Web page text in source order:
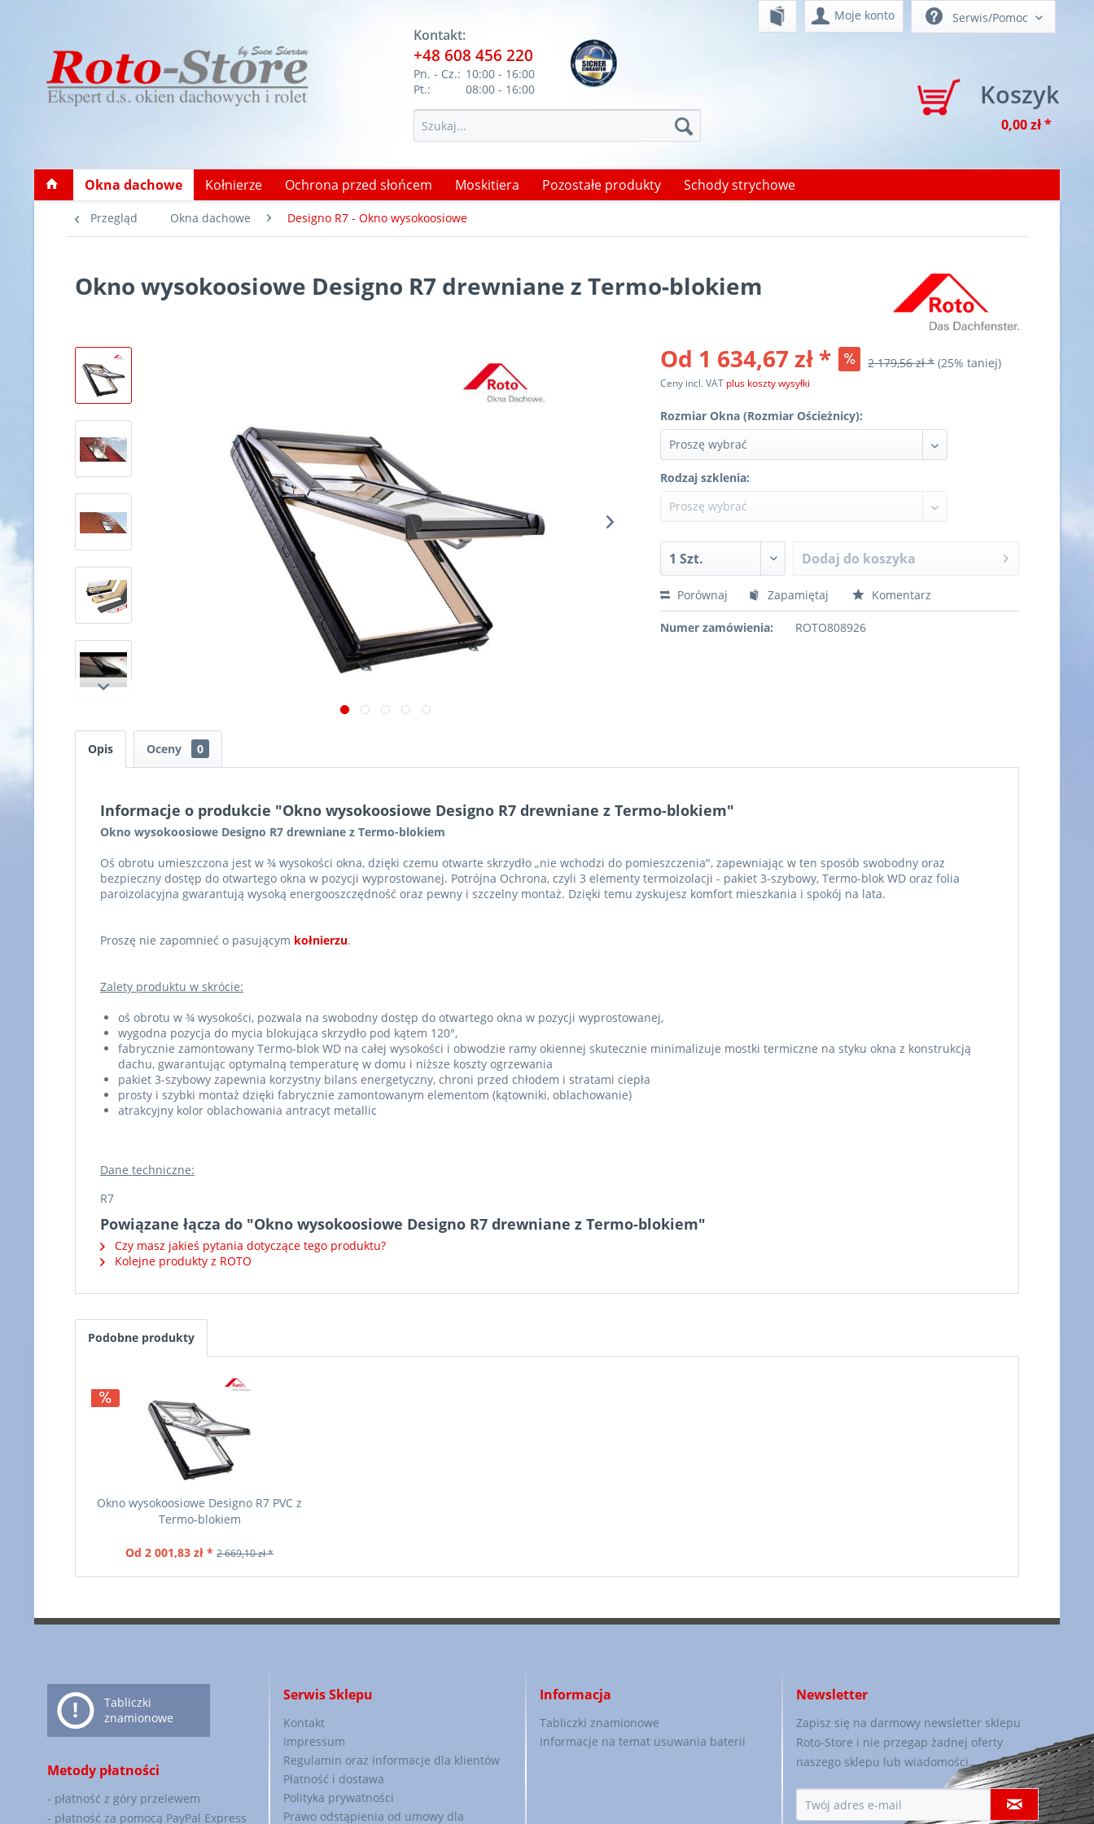
Kontakt:
+48 608 456 220
Pn. - Cz.: 10:00 - 16:00
Pt.:
08:00 - 16:00
Moje konto
Koszyk
0,00 zł *
Serwis/Pomoc
Okna dachowe Kołnierze Ochrona przed słońcem Moskitiera Pozostałe produkty Schody strychowe
Przegląd Okna dachowe Designo R7 - Okno wysokoosiowe
Okno wysokoosiowe Designo R7 drewniane z Termo-blokiem
Od 1 634,67 zł * 2 179,56 zł * (25% taniej)
Ceny incl. VAT plus koszty wysyłki
Rozmiar Okna (Rozmiar Ościeżnicy):
Rodzaj szklenia:
Dodaj do koszyka
Porównaj Zapamiętaj Komentarz
Numer zamówienia: ROTO808926
Opis Oceny 0
Informacje o produkcie "Okno wysokoosiowe Designo R7 drewniane z Termo-blokiem"
Okno wysokoosiowe Designo R7 drewniane z Termo-blokiem
Oś obrotu umieszczona jest w ¾ wysokości okna, dzięki czemu otwarte skrzydło „nie wchodzi do pomieszczenia", zapewniając w ten sposób swobodny oraz
bezpieczny dostęp do otwartego okna w pozycji wyprostowanej. Potrójna Ochrona, czyli 3 elementy termoizolacji - pakiet 3-szybowy, Termo-blok WD oraz folia
paroizolacyjna gwarantują wysoką energooszczędność oraz pewny i szczelny montaż. Dzięki temu zyskujesz komfort mieszkania i spokój na lata.
Proszę nie zapomnieć o pasującym kołnierzu.
Zalety produktu w skrócie:
oś obrotu w ¾ wysokości, pozwala na swobodny dostęp do otwartego okna w pozycji wyprostowanej,
wygodna pozycja do mycia blokująca skrzydło pod kątem 120°,
fabrycznie zamontowany Termo-blok WD na całej wysokości i obwodzie ramy okiennej skutecznie minimalizuje mostki termiczne na styku okna z konstrukcją
dachu, gwarantując optymalną temperaturę w domu i niższe koszty ogrzewania
pakiet 3-szybowy zapewnia korzystny bilans energetyczny, chroni przed chłodem i stratami ciepła
prosty i szybki montaż dzięki fabrycznie zamontowanym elementom (kątowniki, oblachowanie)
atrakcyjny kolor oblachowania antracyt metallic
Dane techniczne:
R7
Powiązane łącza do "Okno wysokoosiowe Designo R7 drewniane z Termo-blokiem"
Czy masz jakieś pytania dotyczące tego produktu?
Kolejne produkty z ROTO
Podobne produkty
Okno wysokoosiowe Designo R7 PVC z
Termo-blokiem
Od 2 001,83 zł * 2 669,10 zł *
Tabliczki
znamionowe
Metody płatności
- płatność z góry przelewem
- płatność za pomocą PayPal Express
Serwis Sklepu
Kontakt
Impressum
Regulamin oraz informacje dla klientów
Płatność i dostawa
Polityka prywatności
Prawo odstąpienia od umowy dla
Informacja
Tabliczki znamionowe
Informacje na temat usuwania baterii
Newsletter
Zapisz się na darmowy newsletter sklepu
Roto-Store i nie przegap żadnej oferty
naszego sklepu lub wiadomości.